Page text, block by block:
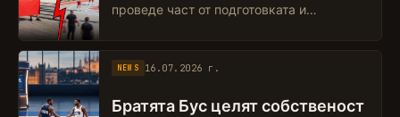
проведе част от подготовката и
поради влошената ситуация със
сигурността в И...
NEWS 16.07.2026 г.
Братята Бус целят собственост